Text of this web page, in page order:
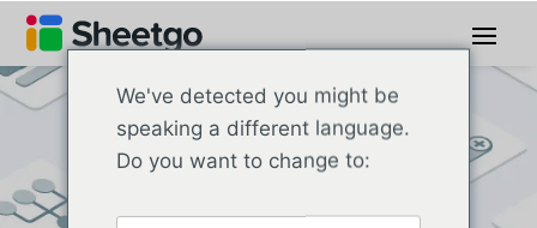
We've detected you might be
speaking a different language.
Do you want to change to: